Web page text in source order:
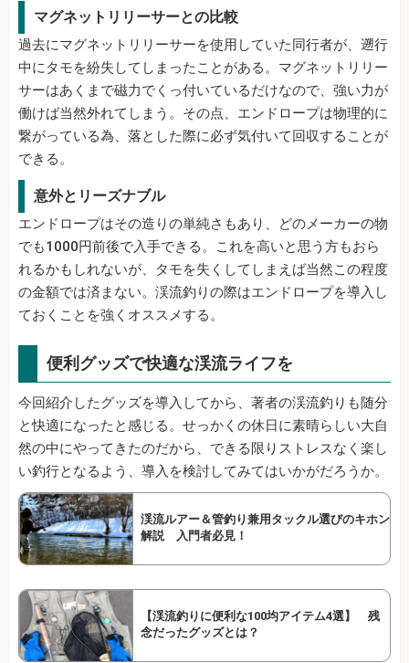
マグネットリリーサーとの比較
過去にマグネットリリーサーを使用していた同行者が、遡行
中にタモを紛失してしまったことがある。マグネットリリー
サーはあくまで磁力でくっ付いているだけなので、強い力が
働けば当然外れてしまう。その点、エンドロープは物理的に
繋がっている為、落とした際に必ず気付いて回収することが
できる。
意外とリーズナブル
エンドロープはその造りの単純さもあり、どのメーカーの物
でも1000円前後で入手できる。これを高いと思う方もおら
れるかもしれないが、タモを失くしてしまえば当然この程度
の金額では済まない。渓流釣りの際はエンドロープを導入し
ておくことを強くオススメする。
便利グッズで快適な渓流ライフを
今回紹介したグッズを導入してから、著者の渓流釣りも随分
と快適になったと感じる。せっかくの休日に素晴らしい大自
然の中にやってきたのだから、できる限りストレスなく楽し
い釣行となるよう、導入を検討してみてはいかがだろうか。
渓流ルアー＆管釣り兼用タックル選びのキホン
解説 入門者必見！
【渓流釣りに便利な100均アイテム4選】 残
念だったグッズとは？